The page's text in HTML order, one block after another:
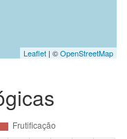
Leaflet | ©OpenStreetMap